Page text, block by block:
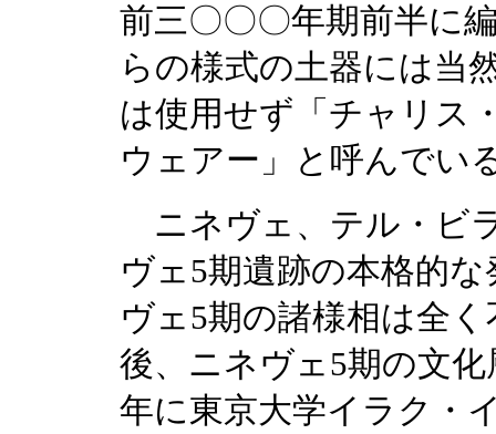
前三〇〇〇年期前半に
らの様式の土器には当
は使用せず「チャリス
ウェアー」と呼んでい
ニネヴェ、テル・ビ
ヴェ5期遺跡の本格的
ヴェ5期の諸様相は全
後、ニネヴェ5期の文
年に東京大学イラク・